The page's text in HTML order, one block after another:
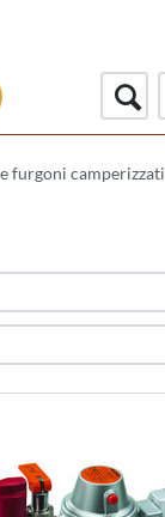
furgoni camperizzati